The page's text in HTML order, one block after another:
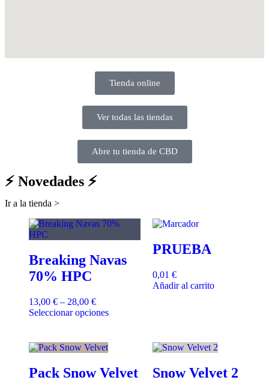
Tienda online
Ver todas las tiendas
Abre tu tienda de CBD
⚡ Novedades ⚡
Ir a la tienda >
Breaking Navas
70% HPC
13,00 € – 28,00 €
Seleccionar opciones
PRUEBA
0,01 €
Añadir al carrito
Pack Snow Velvet Snow Velvet 2